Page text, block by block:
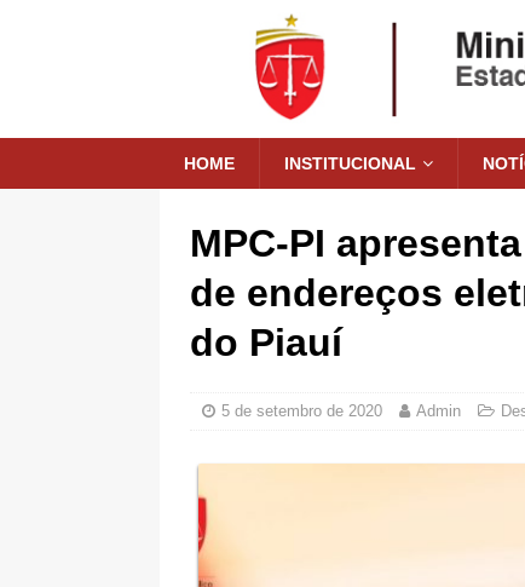
HOME INSTITUCIONAL
MPC-PI
de endereços
do Piauí
5 de setembro de 2020 Admin